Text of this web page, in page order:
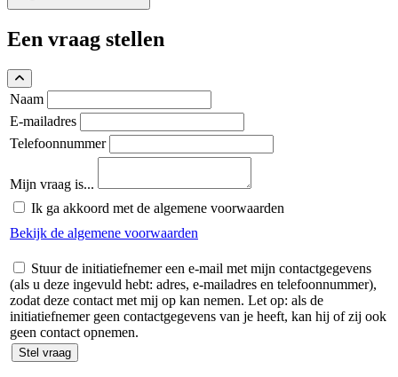
Een vraag stellen
Naam
E-mailadres
Telefoonnummer
Mijn vraag is...
Ik ga akkoord met de algemene voorwaarden
Bekijk de algemene voorwaarden
Stuur de initiatiefnemer een e-mail met mijn contactgegevens
(als u deze ingevuld hebt: adres, e-mailadres en telefoonnummer),
zodat deze contact met mij op kan nemen. Let op: als de
initiatiefnemer geen contactgegevens van je heeft, kan hij of zij ook
geen contact opnemen.